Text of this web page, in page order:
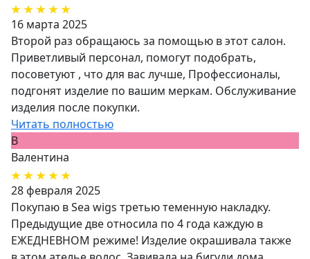
16 марта 2025
Второй раз обращаюсь за помощью в этот салон.
Приветливый персонал, помогут подобрать,
посоветуют , что для вас лучше, Профессионалы,
подгонят изделие по вашим меркам. Обслуживание
изделия после покупки.
Читать полностью
В
Валентина
28 февраля 2025
Покупаю в Sea wigs третью теменную накладку.
Предыдущие две относила по 4 года каждую в
ЕЖЕДНЕВНОМ режиме! Изделие окрашивала также